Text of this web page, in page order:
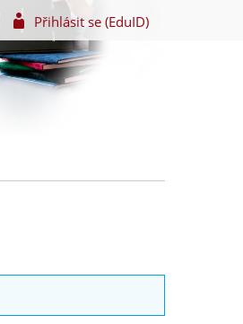
Přihlásit se (EduID)